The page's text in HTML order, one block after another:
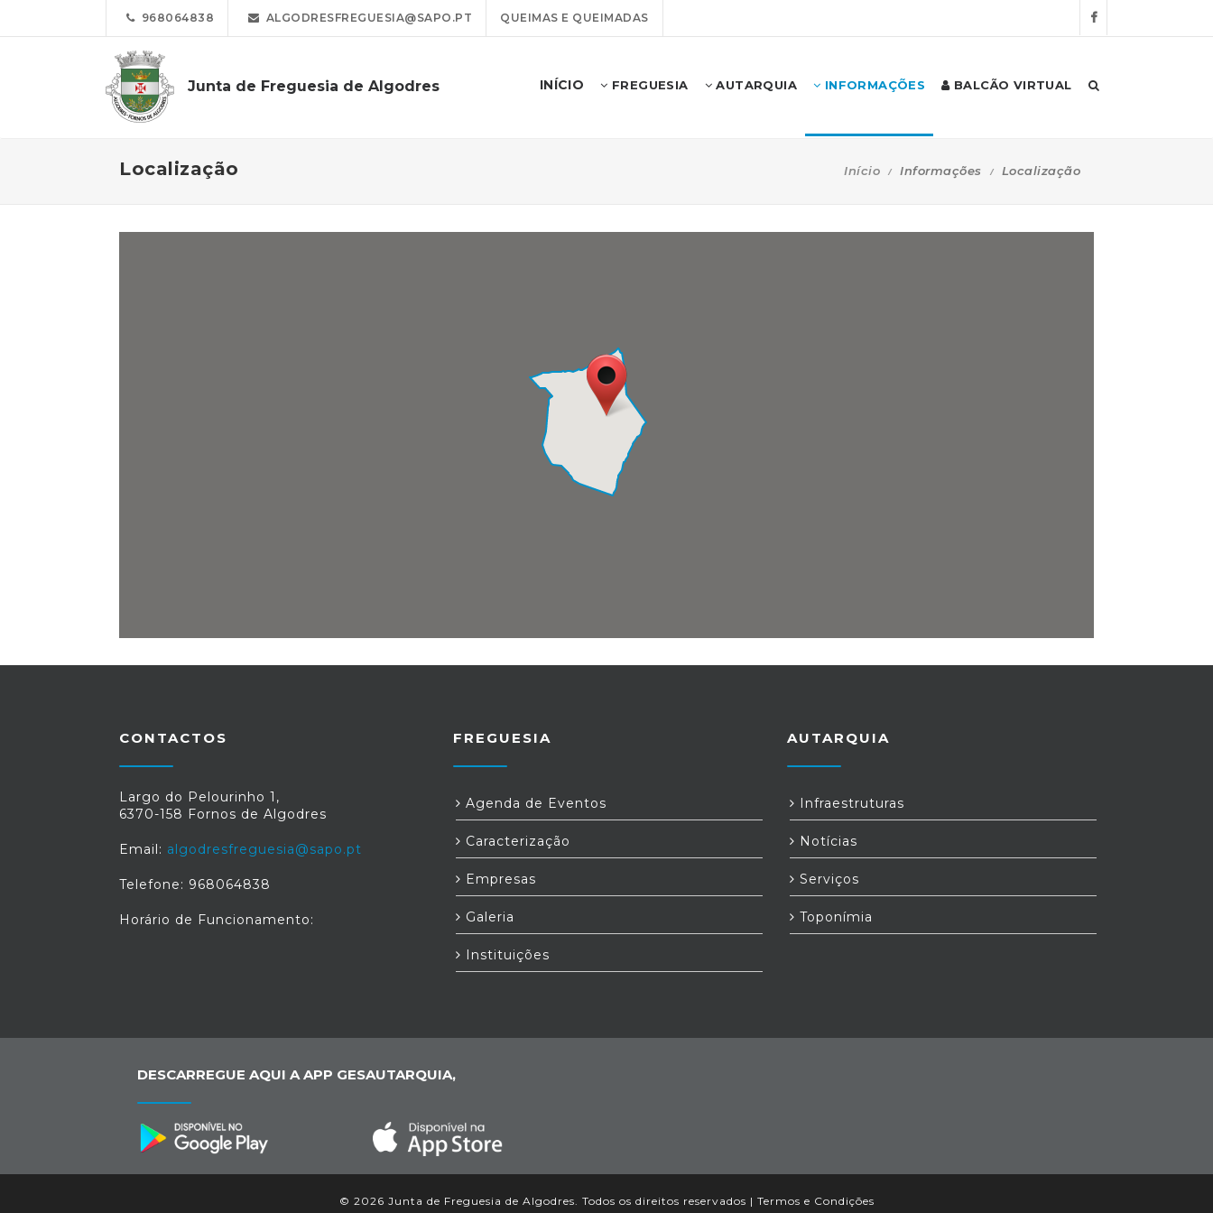
968064838 ALGODRESFREGUESIA@SAPO.PT QUEIMAS E QUEIMADAS
Junta de Freguesia de Algodres INÍCIO FREGUESIA AUTARQUIA INFORMAÇÕES BALCÃO VIRTUAL
Localização Início Informações Localização
CONTACTOS
Largo do Pelourinho 1,
6370-158 Fornos de Algodres
Email: algodresfreguesia@sapo.pt
Telefone: 968064838
Horário de Funcionamento:
FREGUESIA
Agenda de Eventos
Caracterização
Empresas
Galeria
Instituições
AUTARQUIA
Infraestruturas
Notícias
Serviços
Toponímia
DESCARREGUE AQUI A APP GESAUTARQUIA,
© 2026 Junta de Freguesia de Algodres. Todos os direitos reservados | Termos e Condições